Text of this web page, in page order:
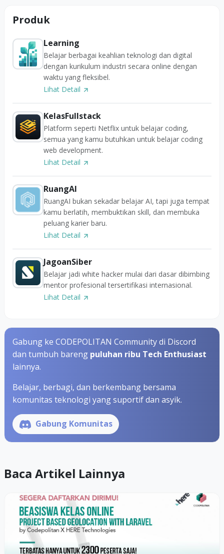
Produk
Learning
Belajar berbagai keahlian teknologi dan digital
dengan kurikulum industri secara online dengan
waktu yang fleksibel.
Lihat Detail
KelasFullstack
Platform seperti Netflix untuk belajar coding,
semua yang kamu butuhkan untuk belajar coding
web development.
Lihat Detail
RuangAI
RuangAI bukan sekadar belajar AI, tapi juga tempat
kamu berlatih, membuktikan skill, dan membuka
peluang karier baru.
Lihat Detail
JagoanSiber
Belajar jadi white hacker mulai dari dasar dibimbing
mentor profesional tersertifikasi internasional.
Lihat Detail
Gabung ke CODEPOLITAN Community di Discord
dan tumbuh bareng puluhan ribu Tech Enthusiast
lainnya.
Belajar, berbagi, dan berkembang bersama
komunitas teknologi yang suportif dan asyik.
Gabung Komunitas
Baca Artikel Lainnya